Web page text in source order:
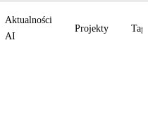
Aktualności
AI
Projekty Tagi